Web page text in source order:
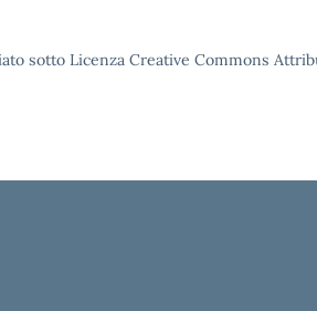
sotto Licenza Creative Commons